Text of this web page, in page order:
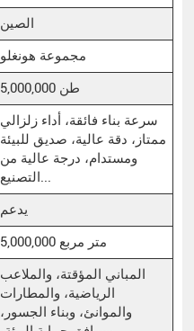
الصين
مجموعة هونغلو
5,000,000 طن
سرعة بناء فائقة، أداء زلزالي
ممتاز، دقة عالية، صديق للبيئة
ومستدام، درجة عالية من
يدعم
5,000,000 متر مربع
المباني المؤقتة، والملاعب
الرياضية، والمطارات
والموانئ، وبناء الجسور،